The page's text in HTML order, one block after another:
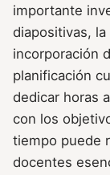
importante
diapositivas,
incorporación
planificación
dedicar horas
con los
tiempo puede
docentes